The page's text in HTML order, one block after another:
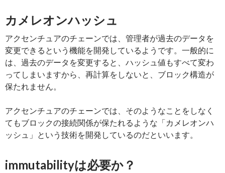
カメレオンハッシュ
アクセンチュアのチェーンでは、管理者が過去のデータを
変更できるという機能を開発しているようです。一般的に
は、過去のデータを変更すると、ハッシュ値もすべて変わ
ってしまいますから、再計算をしないと、ブロック構造が
保たれません。
アクセンチュアのチェーンでは、そのようなことをしなく
てもブロックの接続関係が保たれるような「カメレオンハ
ッシュ」という技術を開発しているのだといいます。
immutabilityは必要か？